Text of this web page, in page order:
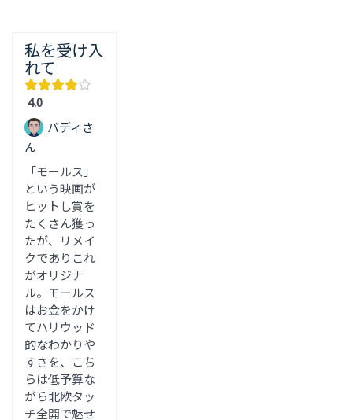
私を受け入
れて
4.0
バディさ
ん
「モールス」
という映画が
ヒットし賞を
たくさん獲っ
たが、リメイ
クでありこれ
がオリジナ
ル。モールス
はお金をかけ
てハリウッド
的なわかりや
すさを、こち
らは低予算な
がら北欧タッ
チ全開で魅せ